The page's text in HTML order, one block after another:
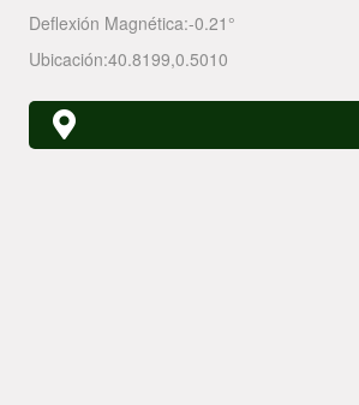
Deflexión Magnética:-0.21°
Ubicación:40.8199,0.5010